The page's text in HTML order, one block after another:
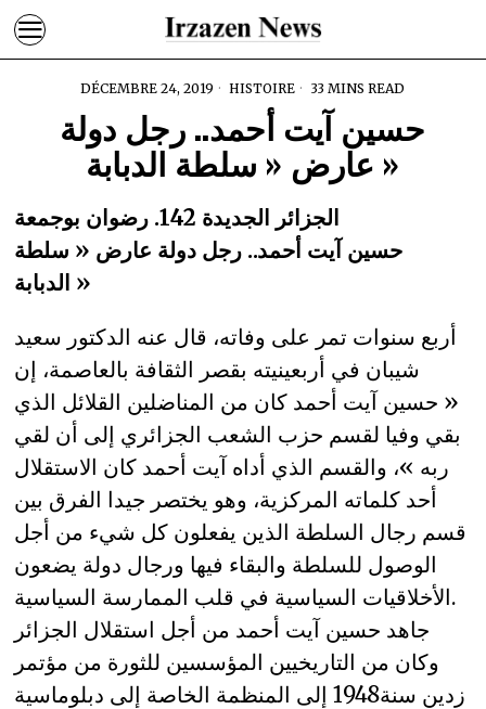
DÉCEMBRE 24, 2019 HISTOIRE 33 MINS READ
حسين آيت أحمد.. رجل دولة
عارض « سلطة الدبابة »
الجزائر الجديدة 142. رضوان بوجمعة
حسين آيت أحمد.. رجل دولة عارض « سلطة
الدبابة »
أربع سنوات تمر على وفاته، قال عنه الدكتور سعيد
شيبان في أربعينيته بقصر الثقافة بالعاصمة، إن
« حسين آيت أحمد كان من المناضلين القلائل الذي
بقي وفيا لقسم حزب الشعب الجزائري إلى أن لقي
ربه »، والقسم الذي أداه آيت أحمد كان الاستقلال
أحد كلماته المركزية، وهو يختصر جيدا الفرق بين
قسم رجال السلطة الذين يفعلون كل شيء من أجل
الوصول للسلطة والبقاء فيها ورجال دولة يضعون
الأخلاقيات السياسية في قلب الممارسة السياسية.
جاهد حسين آيت أحمد من أجل استقلال الجزائر
وكان من التاريخيين المؤسسين للثورة من مؤتمر
زدين سنة1948 إلى المنظمة الخاصة إلى دبلوماسية